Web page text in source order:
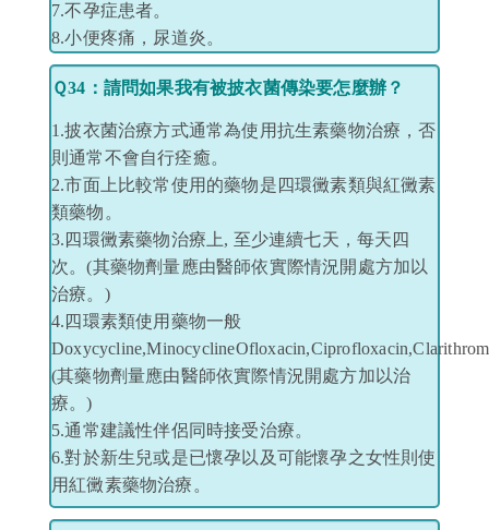
7.不孕症患者。
8.小便疼痛，尿道炎。
Ｑ34：請問如果我有被披衣菌傳染要怎麼辦？
1.披衣菌治療方式通常為使用抗生素藥物治療，否
則通常不會自行痊癒。
2.市面上比較常使用的藥物是四環黴素類與紅黴素
類藥物。
3.四環黴素藥物治療上, 至少連續七天，每天四
次。(其藥物劑量應由醫師依實際情況開處方加以
治療。)
4.四環素類使用藥物一般
(其藥物劑量應由醫師依實際情況開處方加以治
療。)
5.通常建議性伴侶同時接受治療。
6.對於新生兒或是已懷孕以及可能懷孕之女性則使
用紅黴素藥物治療。